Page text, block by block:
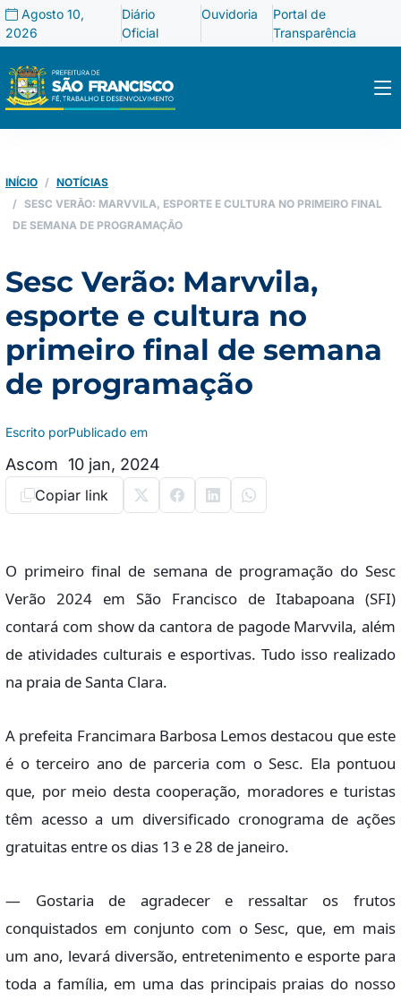
Agosto 10,
2026
Diário
Oficial
Ouvidoria
Portal de
Transparência
INÍCIO
NOTÍCIAS
SESC VERÃO: MARVVILA, ESPORTE E CULTURA NO PRIMEIRO FINAL
DE SEMANA DE PROGRAMAÇÃO
Sesc Verão: Marvvila,
esporte e cultura no
primeiro final de semana
de programação
Escrito por
Ascom
Publicado em
10 jan, 2024
Copiar link
O primeiro final de semana de programação do Sesc
Verão 2024 em São Francisco de Itabapoana (SFI)
contará com show da cantora de pagode Marvvila, além
de atividades culturais e esportivas. Tudo isso realizado
na praia de Santa Clara.
A prefeita Francimara Barbosa Lemos destacou que este
é o terceiro ano de parceria com o Sesc. Ela pontuou
que, por meio desta cooperação, moradores e turistas
têm acesso a um diversificado cronograma de ações
gratuitas entre os dias 13 e 28 de janeiro.
— Gostaria de agradecer e ressaltar os frutos
conquistados em conjunto com o Sesc, que, em mais
um ano, levará diversão, entretenimento e esporte para
toda a família, em uma das principais praias do nosso